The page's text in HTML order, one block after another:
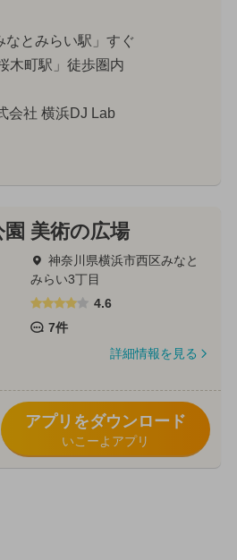
なとみらい駅」すぐ
木町駅」徒歩圏内
会社 横浜DJ Lab
美術の広場
神奈川県横浜市西区みなと
みらい3丁目
4.6
7件
詳細情報を見る
アプリをダウンロード
いこーよアプリ